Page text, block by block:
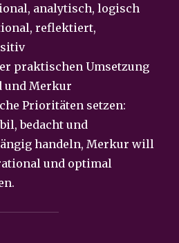
analytisch, logisch
reflektiert,
praktischen Umsetzung
und Merkur
Prioritäten setzen:
bedacht und
handeln, Merkur will
und optimal